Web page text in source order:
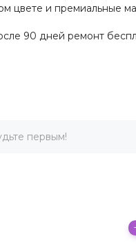
цвете и премиальные
90 дней ремонт
первым!